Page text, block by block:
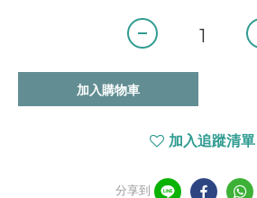
加入購物車
加入追蹤清單
分享到